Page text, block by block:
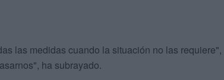
las medidas cuando la situación no las requiere",
ha subrayado.